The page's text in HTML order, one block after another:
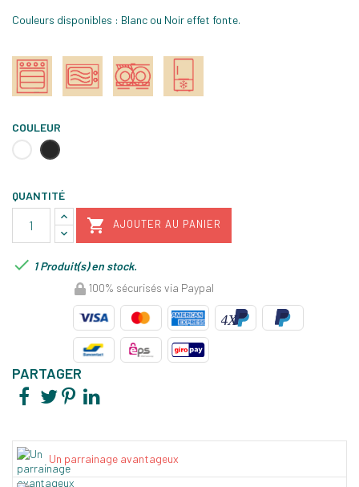
Couleurs disponibles : Blanc ou Noir effet fonte.
COULEUR
BlancNoir
QUANTITÉ
 AJOUTER AU PANIER
 1 Produit(s) en stock.
100% sécurisés via Paypal
PARTAGER
Un parrainage avantageux